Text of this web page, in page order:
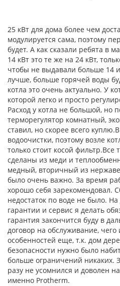
25 кВт для дома более чем
модулируется сама, поэтому
будет. А как сказали ребята в
14 кВт это те же на 24 кВт,
чтобы не выдавали больше 14
лучше, больше горячей воды
котла это очень актуально. У
которой легко и просто
Расход у котла не большой, но
терморегулятор комнатный,
ставил, но скорее всего
водоочистки, поэтому возле
только стоит косой фильтр.Все
сделаны из меди и
медный, вторичный из
было очень важно. За время
хорошо себя зарекомендовал.
недостаток по воде не было.
гарантии и сервис я делать
гарантия закончится буду в
договор на обслуживание,
особенностей еще, т.к. дом
безопасности нужно было
больше ограничений никаких.
разу не усомнился и доволен
именно Protherm.